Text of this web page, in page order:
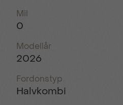
Mil
0
Modellår
2026
Fordonstyp
Halvkombi